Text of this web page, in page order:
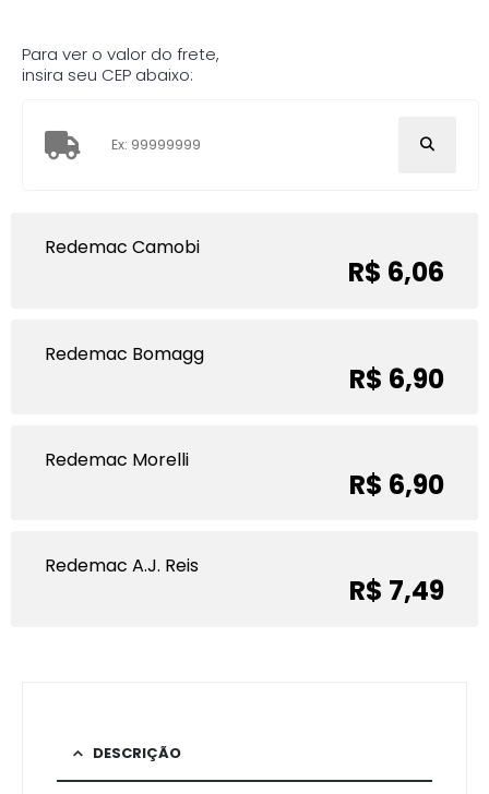
Para ver o valor do frete,
insira seu CEP abaixo:
Redemac Camobi
R$ 6,06
Redemac Bomagg
R$ 6,90
Redemac Morelli
R$ 6,90
Redemac A.J. Reis
R$ 7,49
DESCRIÇÃO